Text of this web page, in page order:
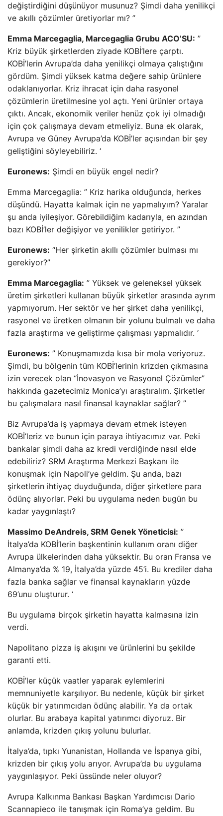
değiştirdiğini düşünüyor musunuz? Şimdi daha yenilikçi
ve akıllı çözümler üretiyorlar mı? ”
Emma Marcegaglia, Marcegaglia Grubu ACO’SU: ”
Kriz büyük şirketlerden ziyade KOBİ’lere çarptı.
KOBİ’lerin Avrupa’da daha yenilikçi olmaya çalıştığını
gördüm. Şimdi yüksek katma değere sahip ürünlere
odaklanıyorlar. Kriz ihracat için daha rasyonel
çözümlerin üretilmesine yol açtı. Yeni ürünler ortaya
çıktı. Ancak, ekonomik veriler henüz çok iyi olmadığı
için çok çalışmaya devam etmeliyiz. Buna ek olarak,
Avrupa ve Güney Avrupa’da KOBİ’ler açısından bir şey
geliştiğini söyleyebiliriz. ‘
Euronews: Şimdi en büyük engel nedir?
Emma Marcegaglia: ” Kriz harika olduğunda, herkes
düşündü. Hayatta kalmak için ne yapmalıyım? Yaralar
şu anda iyileşiyor. Görebildiğim kadarıyla, en azından
bazı KOBİ’ler değişiyor ve yenilikler getiriyor. ”
Euronews: “Her şirketin akıllı çözümler bulması mı
gerekiyor?”
Emma Marcegaglia: ” Yüksek ve geleneksel yüksek
üretim şirketleri kullanan büyük şirketler arasında ayrım
yapmıyorum. Her sektör ve her şirket daha yenilikçi,
rasyonel ve üretken olmanın bir yolunu bulmalı ve daha
fazla araştırma ve geliştirme çalışması yapmalıdır. ‘
Euronews: ” Konuşmamızda kısa bir mola veriyoruz.
Şimdi, bu bölgenin tüm KOBİ’lerinin krizden çıkmasına
izin verecek olan “İnovasyon ve Rasyonel Çözümler”
hakkında gazetecimiz Monica’yı araştıralım. Şirketler
bu çalışmalara nasıl finansal kaynaklar sağlar? ”
Biz Avrupa’da iş yapmaya devam etmek isteyen
KOBİ’leriz ve bunun için paraya ihtiyacımız var. Peki
bankalar şimdi daha az kredi verdiğinde nasıl elde
edebiliriz? SRM Araştırma Merkezi Başkanı ile
konuşmak için Napoli’ye geldim. Şu anda, bazı
şirketlerin ihtiyaç duyduğunda, diğer şirketlere para
ödünç alıyorlar. Peki bu uygulama neden bugün bu
kadar yaygınlaştı?
Massimo DeAndreis, SRM Genek Yöneticisi: ”
İtalya’da KOBİ’lerin başkentinin kullanım oranı diğer
Avrupa ülkelerinden daha yüksektir. Bu oran Fransa ve
Almanya’da % 19, İtalya’da yüzde 45’i. Bu krediler daha
fazla banka sağlar ve finansal kaynakların yüzde
69’unu oluşturur. ‘
Bu uygulama birçok şirketin hayatta kalmasına izin
verdi.
Napolitano pizza iş akışını ve ürünlerini bu şekilde
garanti etti.
KOBİ’ler küçük vaatler yaparak eylemlerini
memnuniyetle karşılıyor. Bu nedenle, küçük bir şirket
küçük bir yatırımcıdan ödünç alabilir. Ya da ortak
olurlar. Bu arabaya kapital yatırımcı diyoruz. Bir
anlamda, krizden çıkış yolunu bulurlar.
İtalya’da, tıpkı Yunanistan, Hollanda ve İspanya gibi,
krizden bir çıkış yolu arıyor. Avrupa’da bu uygulama
yaygınlaşıyor. Peki üssünde neler oluyor?
Avrupa Kalkınma Bankası Başkan Yardımcısı Dario
Scannapieco ile tanışmak için Roma’ya geldim. Bu